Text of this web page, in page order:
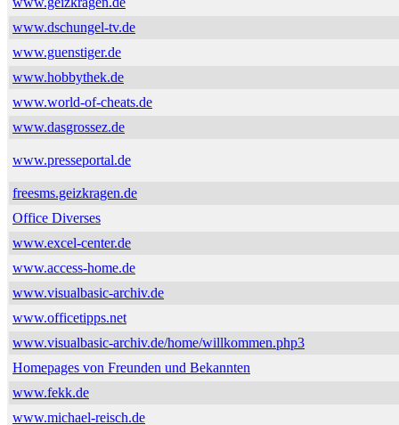
www.dschungel-tv.de
www.guenstiger.de
www.hobbythek.de
www.world-of-cheats.de
www.dasgrossez.de
www.presseportal.de
freesms.geizkragen.de
Office Diverses
www.excel-center.de
www.access-home.de
www.visualbasic-archiv.de
www.officetipps.net
www.visualbasic-archiv.de/home/willkommen.php3
Homepages von Freunden und Bekannten
www.fekk.de
www.michael-reisch.de